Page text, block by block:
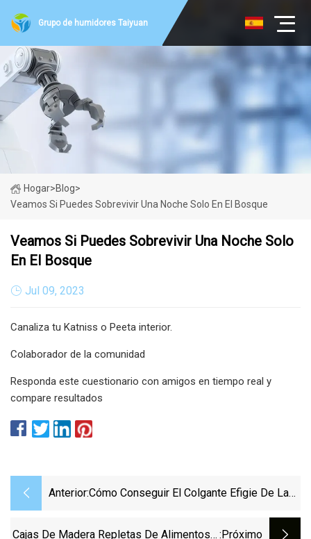
Grupo de humidores Taiyuan
Hogar>Blog>
Veamos Si Puedes Sobrevivir Una Noche Solo En El Bosque
Veamos Si Puedes Sobrevivir Una Noche Solo
En El Bosque
Jul 09, 2023
Canaliza tu Katniss o Peeta interior.
Colaborador de la comunidad
Responda este cuestionario con amigos en tiempo real y
compare resultados
Anterior:Cómo Conseguir El Colgante Efigie De La
Cajas De Madera Repletas De Alimentos Y :próximo